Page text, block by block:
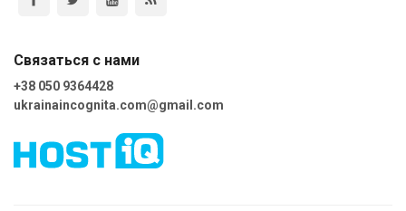
Связаться с нами
+38 050 9364428
ukrainaincognita.com@gmail.com